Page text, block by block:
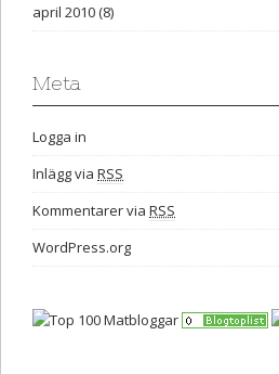
april 2010(8)
Meta
Logga in
Inlägg via RSS
Kommentarer via RSS
WordPress.org